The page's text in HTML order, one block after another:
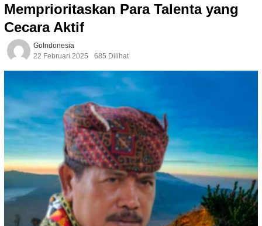
Memprioritaskan Para Talenta yang
Cecara Aktif
GoIndonesia
22 Februari 2025
685 Dilihat